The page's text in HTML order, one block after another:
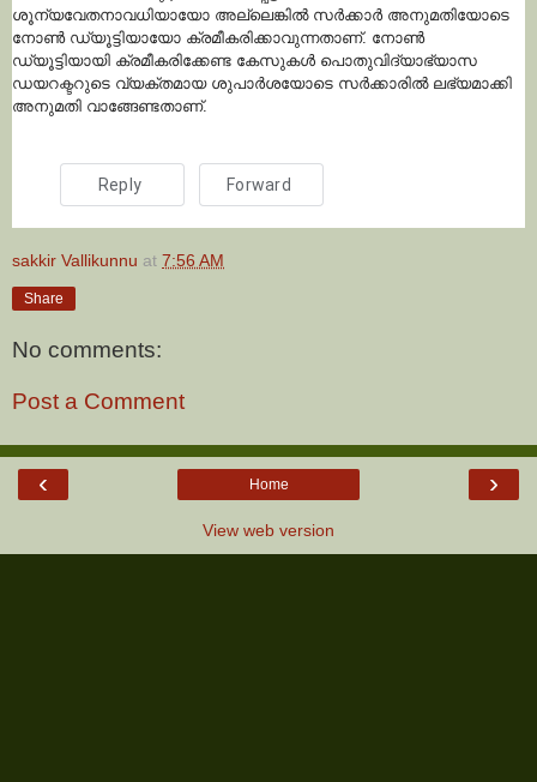
ശൂന്യവേതനാവധിയായോ അല്ലെങ്കിൽ സർക്കാർ അനുമതിയോടെ
നോൺ ഡ്യൂട്ടിയായോ ക്രമീകരിക്കാവുന്നതാണ്. നോൺ
ഡ്യൂട്ടിയായി ക്രമീകരിക്കേണ്ട കേസുകൾ പൊതുവിദ്യാഭ്യാസ
ഡയറക്ടറുടെ വ്യക്തമായ ശുപാർശയോടെ സർക്കാരിൽ ലഭ്യമാക്കി
അനുമതി വാങ്ങേണ്ടതാണ്.
Reply Forward
sakkir Vallikunnu at 7:56 AM
Share
No comments:
Post a Comment
‹ ›
Home
View web version